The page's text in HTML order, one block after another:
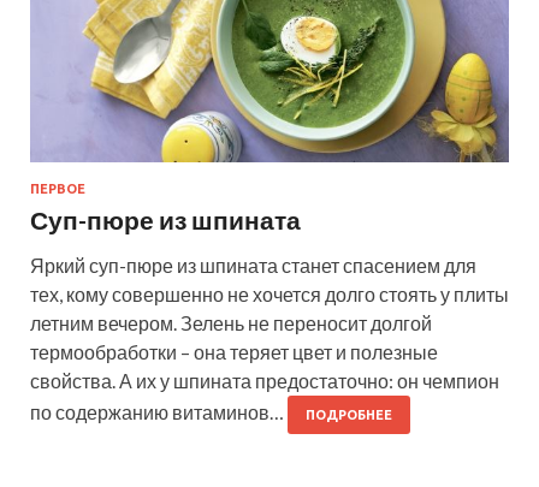
ПЕРВОЕ
Суп-пюре из шпината
Яркий суп-пюре из шпината станет спасением для
тех, кому совершенно не хочется долго стоять у плиты
летним вечером. Зелень не переносит долгой
термообработки – она теряет цвет и полезные
свойства. А их у шпината предостаточно: он чемпион
по содержанию витаминов…
ПОДРОБНЕЕ